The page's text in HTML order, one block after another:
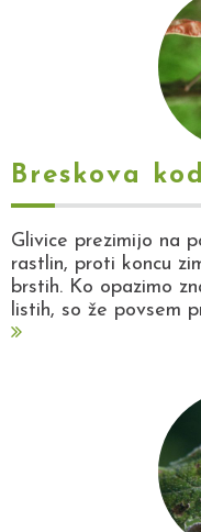
Breskova
Glivice prezimijo na
rastlin, proti koncu
brstih. Ko opazimo
listih, so že povsem